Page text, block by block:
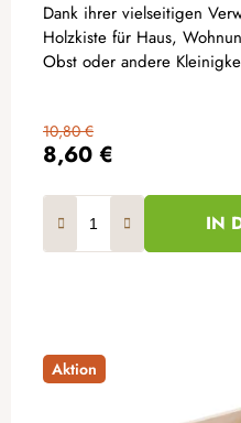
8,60 €
10,80 €
IN
Dank ihrer vielseitigen
Holzkiste für Haus,
Obst oder andere
Aktion